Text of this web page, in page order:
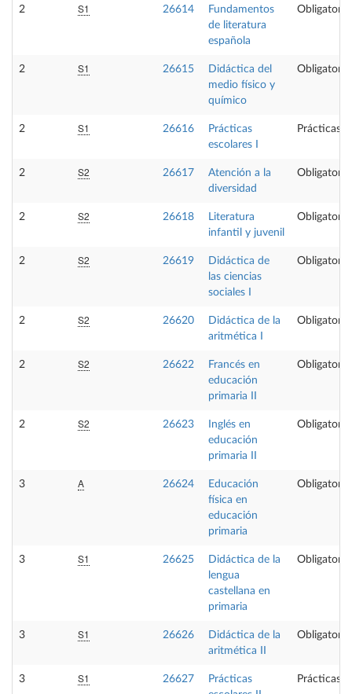
2 S1 26614
Fundamentos
de literatura
española
Obligatoria
2 S1 26615
Didáctica del
medio físico y
químico
Obligatoria
2 S1 26616
Prácticas
escolares I
Prácticas
2 S2 26617
Atención a la
diversidad
Obligatoria
2 S2 26618
Literatura
infantil y juvenil
Obligatoria
2 S2 26619
Didáctica de
las ciencias
sociales I
Obligatoria
2 S2 26620
Didáctica de la
aritmética I
Obligatoria
2 S2 26622
Francés en
educación
primaria II
Obligatoria
2 S2 26623
Inglés en
educación
primaria II
Obligatoria
3 A 26624
Educación
física en
educación
primaria
Obligatoria
3 S1 26625
Didáctica de la
lengua
castellana en
primaria
Obligatoria
3 S1 26626
Didáctica de la
aritmética II
Obligatoria
3 S1 26627
Prácticas
Prácticas